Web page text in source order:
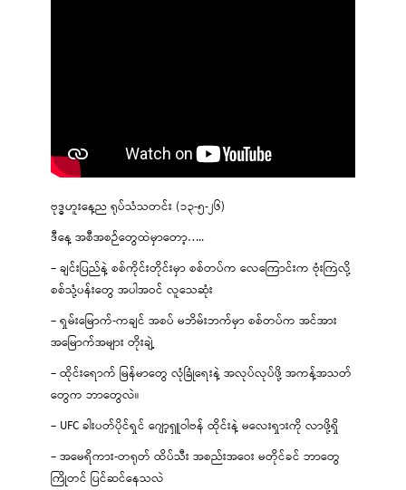
ဗုဒ္ဓဟူးနေ့ည ရုပ်သံသတင်း (၁၃-၅-၂၆)
ဒီနေ့ အစီအစဉ်တွေထဲမှာတော့…..
– ချင်းပြည်နဲ့ စစ်ကိုင်းတိုင်းမှာ စစ်တပ်က လေကြောင်းက ဗုံးကြဲလို့
စစ်သုံ့ပန်းတွေ အပါအဝင် လူသေဆုံး
– ရှမ်းမြောက်-ကချင် အစပ် မဘိမ်းဘက်မှာ စစ်တပ်က အင်အား
အမြောက်အများ တိုးချဲ့
– ထိုင်းရောက် မြန်မာတွေ လုံခြုံရေးနဲ့ အလုပ်လုပ်ဖို့ အကန့်အသတ်
တွေက ဘာတွေလဲ။
– UFC ခါးပတ်ပိုင်ရှင် ဂျော့ရှူဝါဗန် ထိုင်းနဲ့ မလေးရှားကို လာဖို့ရှိ
– အမေရိကား-တရုတ် ထိပ်သီး အစည်းအဝေး မတိုင်ခင် ဘာတွေ
ကြိုတင် ပြင်ဆင်နေသလဲ